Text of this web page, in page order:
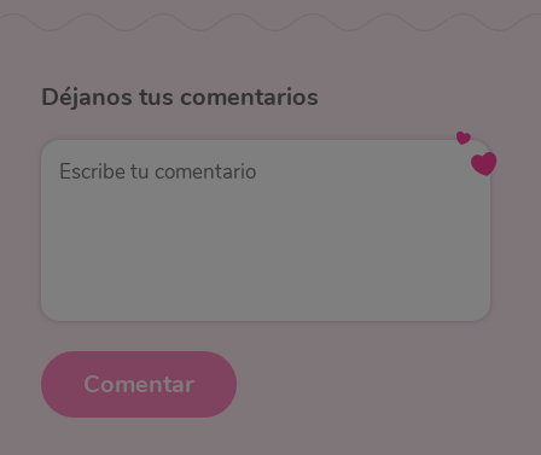
Déjanos tus comentarios
Comentar